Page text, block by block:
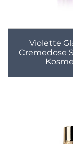
Violette
Cremedose